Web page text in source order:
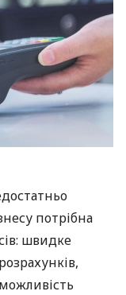
потрібна
швидке